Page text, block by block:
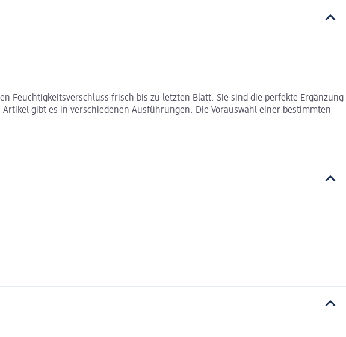
Feuchtigkeitsverschluss frisch bis zu letzten Blatt. Sie sind die perfekte Ergänzung
gibt es in verschiedenen Ausführungen. Die Vorauswahl einer bestimmten